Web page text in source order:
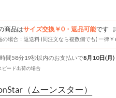
商品はサイズ交換￥0・返品可能です
の場合：返送料 (同注文なら複数個でも) 一律￥
間58分18秒以内のお支払いで8月10日(月)
ピード出荷の場合
（ムーンスター）